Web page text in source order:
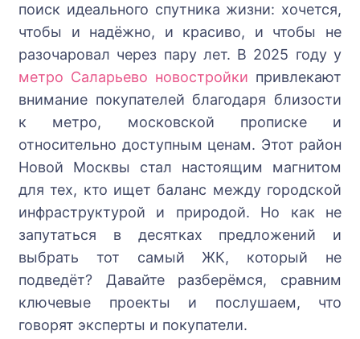
поиск идеального спутника жизни: хочется,
чтобы и надёжно, и красиво, и чтобы не
разочаровал через пару лет. В 2025 году у
метро Саларьево новостройки привлекают
внимание покупателей благодаря близости
к метро, московской прописке и
относительно доступным ценам. Этот район
Новой Москвы стал настоящим магнитом
для тех, кто ищет баланс между городской
инфраструктурой и природой. Но как не
запутаться в десятках предложений и
выбрать тот самый ЖК, который не
подведёт? Давайте разберёмся, сравним
ключевые проекты и послушаем, что
говорят эксперты и покупатели.